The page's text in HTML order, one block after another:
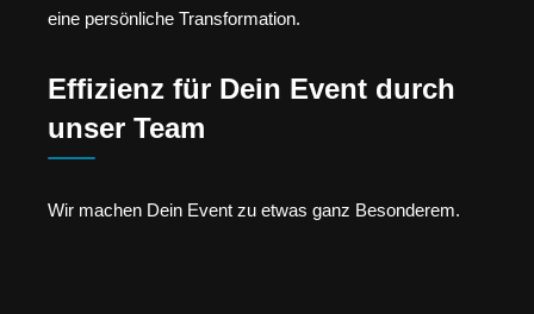
eine persönliche Transformation.
Effizienz für Dein Event durch
unser Team
Wir machen Dein Event zu etwas ganz Besonderem.